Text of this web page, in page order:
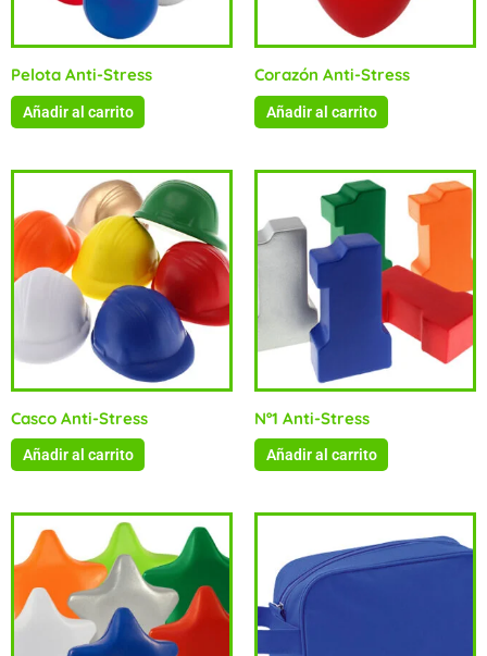
Pelota Anti-Stress
Añadir al carrito
Corazón Anti-Stress
Añadir al carrito
Casco Anti-Stress
Añadir al carrito
Nº1 Anti-Stress
Añadir al carrito